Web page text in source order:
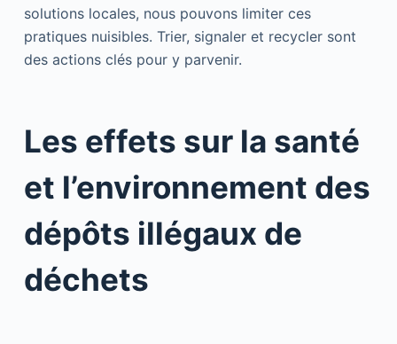
solutions locales, nous pouvons limiter ces
pratiques nuisibles. Trier, signaler et recycler sont
des actions clés pour y parvenir.
Les effets sur la santé
et l’environnement des
dépôts illégaux de
déchets